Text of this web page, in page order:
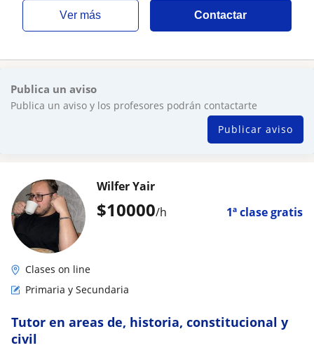
ver más Contactar
Publica un aviso
Publica un aviso y los profesores podrán contactarte
Publicar aviso
$10000/h 1ª clase gratis
Wilfer Yair
Clases on line
Primaria y Secundaria
Tutor en areas de, historia, constitucional y
civil